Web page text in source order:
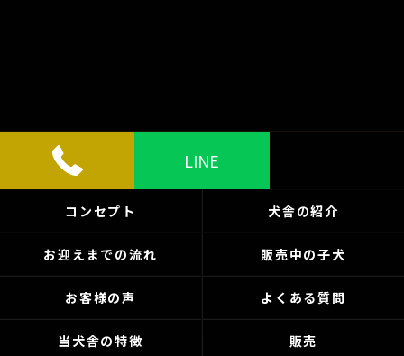
LINE
コンセプト 犬舎の紹介
お迎えまでの流れ 販売中の子犬
お客様の声 よくある質問
当犬舎の特徴 販売